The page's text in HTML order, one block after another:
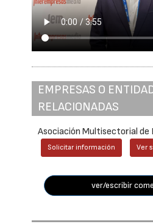
EMPRESAS O
RELACIONADAS
Asociación Multisectorial de
Solicitar información Ver
ver/escribir